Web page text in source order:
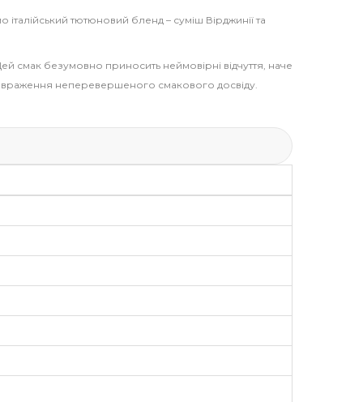
тютюновий бленд – суміш Вірджинії та
смак безумовно приносить неймовірні відчуття, наче
враження неперевершеного смакового досвіду.